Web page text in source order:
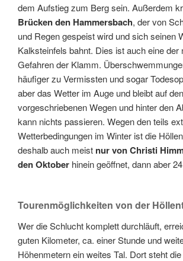
dem Aufstieg zum Berg sein. Außerdem
Brücken den Hammersbach, der von
und Regen gespeist wird und sich seinen
Kalksteinfels bahnt. Dies ist auch eine der
Gefahren der Klamm.
häufiger zu Vermissten und sogar
aber das Wetter im Auge und bleibt auf den
vorgeschriebenen Wegen und hinter den
kann nichts passieren. Wegen den teils
Wetterbedingungen im Winter ist die
deshalb auch meist nur von Christi
den Oktober hinein geöffnet, dann aber
Tourenmöglichkeiten von der
Wer die Schlucht komplett durchläuft,
guten Kilometer, ca. einer Stunde und
Höhenmetern ein weites Tal. Dort steht die